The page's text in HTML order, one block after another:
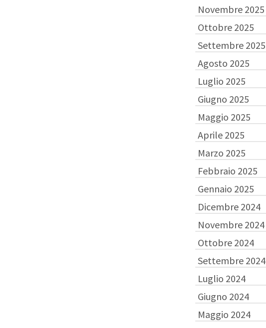
Novembre 2025
Ottobre 2025
Settembre 2025
Agosto 2025
Luglio 2025
Giugno 2025
Maggio 2025
Aprile 2025
Marzo 2025
Febbraio 2025
Gennaio 2025
Dicembre 2024
Novembre 2024
Ottobre 2024
Settembre 2024
Luglio 2024
Giugno 2024
Maggio 2024